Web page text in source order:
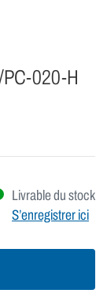
020-H
Livrable du stock
S’enregistrer ici